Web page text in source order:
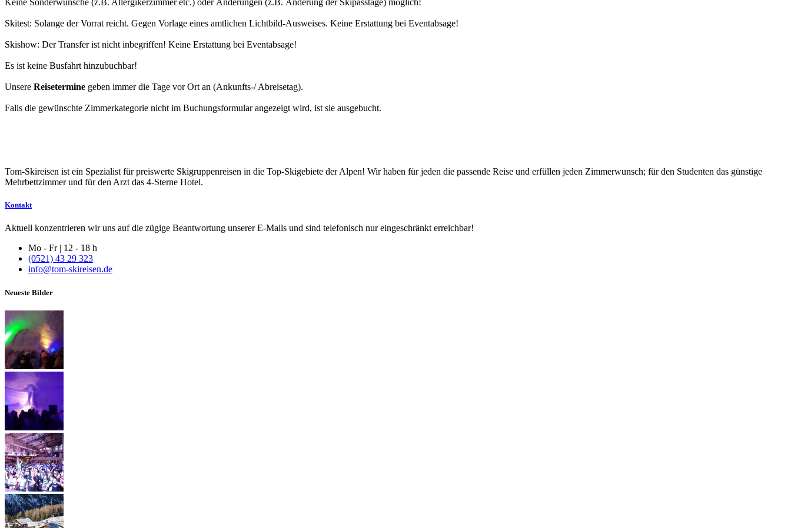
Keine Sonderwünsche (z.B. Allergikerzimmer etc.) oder Änderungen (z.B. Änderung der Skipasstage) möglich!
Skitest: Solange der Vorrat reicht. Gegen Vorlage eines amtlichen Lichtbild-Ausweises. Keine Erstattung bei Eventabsage!
Skishow: Der Transfer ist nicht inbegriffen! Keine Erstattung bei Eventabsage!
Es ist keine Busfahrt hinzubuchbar!
Unsere Reisetermine geben immer die Tage vor Ort an (Ankunfts-/ Abreisetag).
Falls die gewünschte Zimmerkategorie nicht im Buchungsformular angezeigt wird, ist sie ausgebucht.
Tom-Skireisen ist ein Spezialist für preiswerte Skigruppenreisen in die Top-Skigebiete der Alpen! Wir haben für jeden die passende Reise und erfüllen jeden Zimmerwunsch; für den Studenten das günstige
Mehrbettzimmer und für den Arzt das 4-Sterne Hotel.
Kontakt
Aktuell konzentrieren wir uns auf die zügige Beantwortung unserer E-Mails und sind telefonisch nur eingeschränkt erreichbar!
Mo - Fr | 12 - 18 h
(0521) 43 29 323
info@tom-skireisen.de
Neueste Bilder